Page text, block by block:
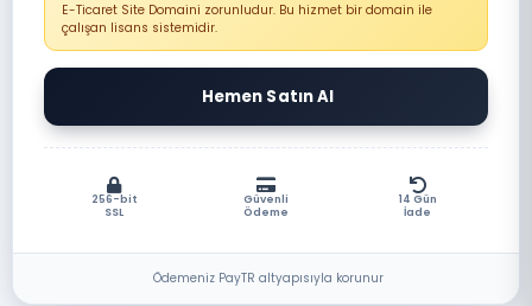
E-Ticaret Site Domaini zorunludur. Bu hizmet bir domain ile
çalışan lisans sistemidir.
Hemen Satın Al
256-bit
SSL
Güvenli
Ödeme
14 Gün
İade
Ödemeniz PayTR altyapısıyla korunur